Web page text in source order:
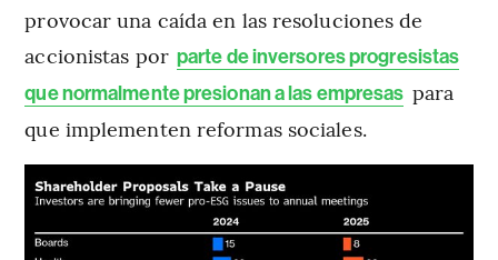
provocar una caída en las resoluciones de
accionistas por parte de inversores progresistas
que normalmente presionan a las empresas para
que implementen reformas sociales.